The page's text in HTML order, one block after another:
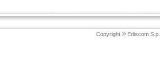
Copyright © Ediscom